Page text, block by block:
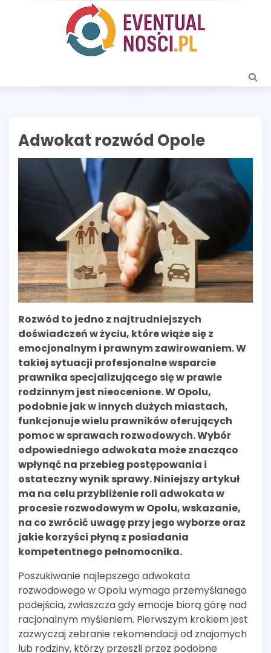
Adwokat rozwód Opole
Rozwód to jedno z najtrudniejszych
doświadczeń w życiu, które wiąże się z
emocjonalnym i prawnym zawirowaniem. W
takiej sytuacji profesjonalne wsparcie
prawnika specjalizującego się w prawie
rodzinnym jest nieocenione. W Opolu,
podobnie jak w innych dużych miastach,
funkcjonuje wielu prawników oferujących
pomoc w sprawach rozwodowych. Wybór
odpowiedniego adwokata może znacząco
wpłynąć na przebieg postępowania i
ostateczny wynik sprawy. Niniejszy artykuł
ma na celu przybliżenie roli adwokata w
procesie rozwodowym w Opolu, wskazanie,
na co zwrócić uwagę przy jego wyborze oraz
jakie korzyści płyną z posiadania
kompetentnego pełnomocnika.
Poszukiwanie najlepszego adwokata
rozwodowego w Opolu wymaga przemyślanego
podejścia, zwłaszcza gdy emocje biorą górę nad
racjonalnym myśleniem. Pierwszym krokiem jest
zazwyczaj zebranie rekomendacji od znajomych
lub rodziny, którzy przeszli przez podobne